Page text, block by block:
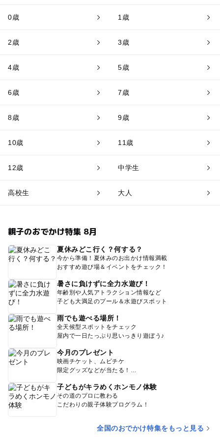
0歳 1歳
2歳 3歳
4歳 5歳
6歳 7歳
8歳 9歳
10歳 11歳
12歳 中学生
高校生 大人
親子のおでかけ特集 8月
夏休みどこ行く？何する？
今から準備！夏休みのお出かけ情報満載
おすすめ遊び場＆イベントをチェック！
暑さに負けずに全力水遊び！
年齢別や人気アトラクション情報など
子ども大満足のプール＆水遊びスポット
雨でも遊べる場所！
全天候型スポットをチェック
屋内で一日たっぷり思いっきり遊ぼう♪
今月のプレゼント
映画チケット、ムビチケ
限定グッズなどが当たる！
子どもがキラめくホンモノ体験
その道のプロに教わる
こだわりの親子体験プログラム！
全国のおでかけ特集をもっと見る